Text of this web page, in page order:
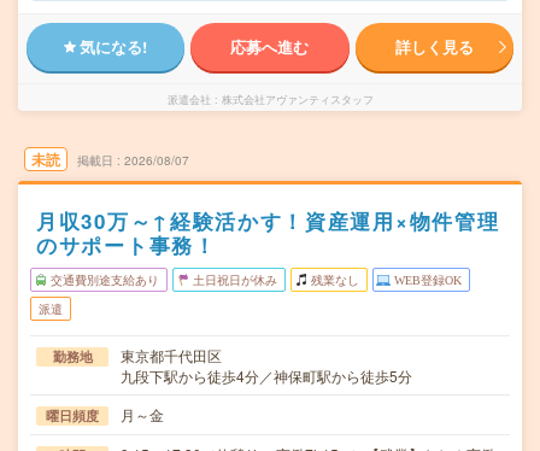
気になる! 応募へ進む 詳しく見る
派遣会社 株式会社アヴァンティスタッフ
未読 掲載日 2026/08/07
月収30万～↑経験活かす！資産運用×物件管理
のサポート事務！
交通費別途支給あり 土日祝日が休み 残業なし WEB登録OK
派遣
勤務地
東京都千代田区
九段下駅から徒歩4分／神保町駅から徒歩5分
曜日頻度 月～金